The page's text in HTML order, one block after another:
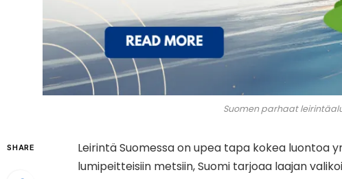
Suomen parhaat
SHARE
Leirintä Suomessa on upea tapa kokea luontoa
lumipeitteisiin metsiin, Suomi tarjoaa laajan